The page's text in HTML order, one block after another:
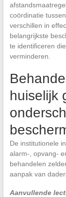
coördinatie
verschillen in
belangrijkste
te identificeren
verminderen.
huiselijk
De institutionele
alarm-, opvang-
behandelen
aanpak van
Aanvullende